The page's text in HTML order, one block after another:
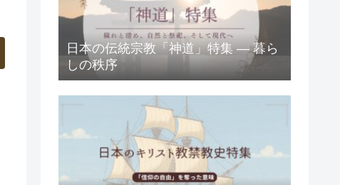
日本の伝統宗教「神道」特集 ― 暮ら
しの秩序